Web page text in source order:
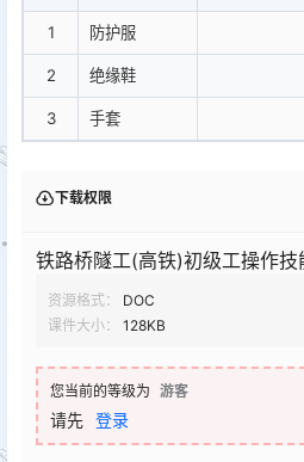
1 防护服
2 绝缘鞋
3 手套
下载权限
铁路桥隧工(高铁)初级工操作
资源格式：
DOC
课件大小：
128KB
您当前的等级为 游客
请先 登录